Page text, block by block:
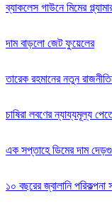
ব্যাকলেস গাউনে মিমের
দাম বাড়লো জেট ফুয়েলের
তারেক রহমানের নতুন
চাষিরা লবণের ন্যায্যমূল্য
এক সপ্তাহে ডিমের দাম
১০ বছরের জ্বালানি পরিকল্পনা